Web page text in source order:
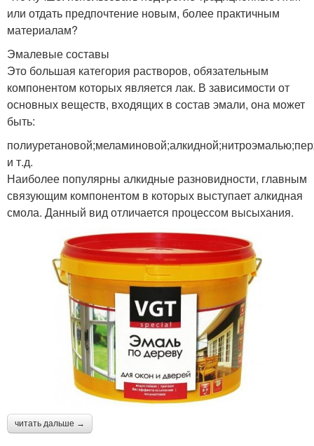
или отдать предпочтение новым, более практичным
материалам?
Эмалевые составы
Это большая категория растворов, обязательным
компонентом которых является лак. В зависимости от
основных веществ, входящих в состав эмали, она может
быть:
и т.д.
Наиболее популярны алкидные разновидности, главным
связующим компонентом в которых выступает алкидная
смола. Данный вид отличается процессом высыхания.
читать дальше →